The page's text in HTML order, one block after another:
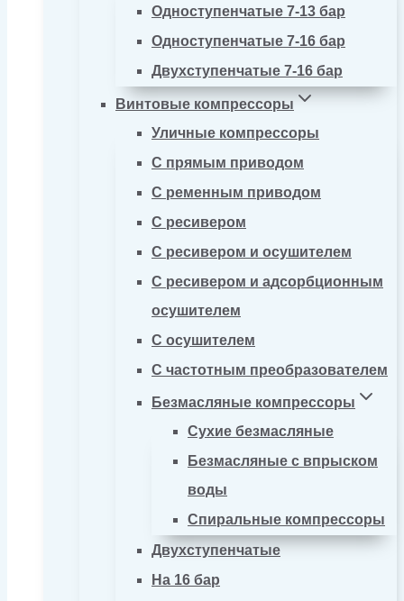
Одноступенчатые 7-13 бар
Одноступенчатые 7-16 бар
Двухступенчатые 7-16 бар
Винтовые компрессоры
Уличные компрессоры
С прямым приводом
С ременным приводом
С ресивером
С ресивером и осушителем
С ресивером и адсорбционным
осушителем
С осушителем
С частотным преобразователем
Безмасляные компрессоры
Сухие безмасляные
Безмасляные с впрыском
воды
Спиральные компрессоры
Двухступенчатые
На 16 бар